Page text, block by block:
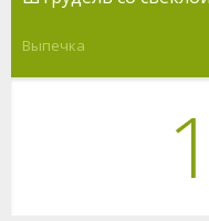
Выпечка